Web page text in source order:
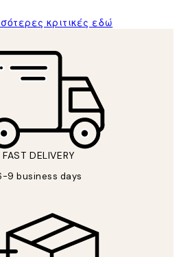
κριτικές εδώ
FAST DELIVERY
9 business days